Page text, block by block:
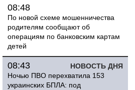
08:48
По новой схеме мошенничества
родителям сообщают об
операциям по банковским картам
детей
НОВОСТЬ ДНЯ
08:43
Ночью ПВО перехватила 153
украинских БПЛА: под